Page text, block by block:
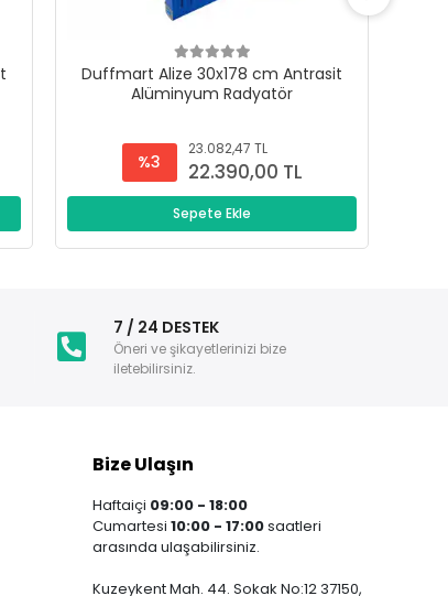
Duffmart Alize 30x178 cm Antrasit
Alüminyum Radyatör
%3
23.082,47 TL
22.390,00 TL
Sepete Ekle
7 / 24 DESTEK
Öneri ve şikayetlerinizi bize
iletebilirsiniz.
Bize Ulaşın
Haftaiçi 09:00 - 18:00
Cumartesi 10:00 - 17:00saatleri
arasında ulaşabilirsiniz.
Kuzeykent Mah. 44. Sokak No:12 37150,